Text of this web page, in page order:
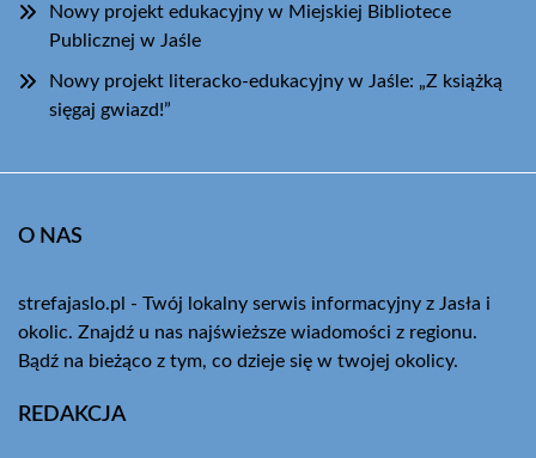
Nowy projekt edukacyjny w Miejskiej Bibliotece
Publicznej w Jaśle
Nowy projekt literacko-edukacyjny w Jaśle: „Z książką
sięgaj gwiazd!”
O NAS
strefajaslo.pl - Twój lokalny serwis informacyjny z Jasła i
okolic. Znajdź u nas najświeższe wiadomości z regionu.
Bądź na bieżąco z tym, co dzieje się w twojej okolicy.
REDAKCJA